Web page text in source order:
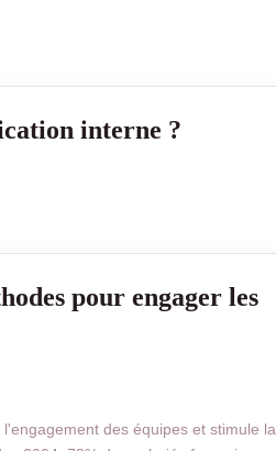
interne ?
pour engager les
des équipes et stimule la